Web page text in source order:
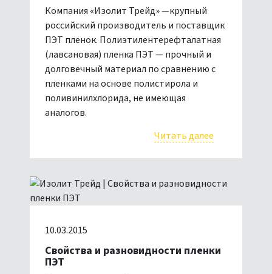
Компания «Изолит Трейд» —крупный
российский производитель и поставщик
ПЭТ пленок. Полиэтилентерефталатная
(лавсановая) пленка ПЭТ — прочный и
долговечный материал по сравнению с
пленками на основе полистирола и
поливинилхлорида, не имеющая
аналогов.
Читать далее
10.03.2015
Свойства и разновидности пленки
ПЭТ